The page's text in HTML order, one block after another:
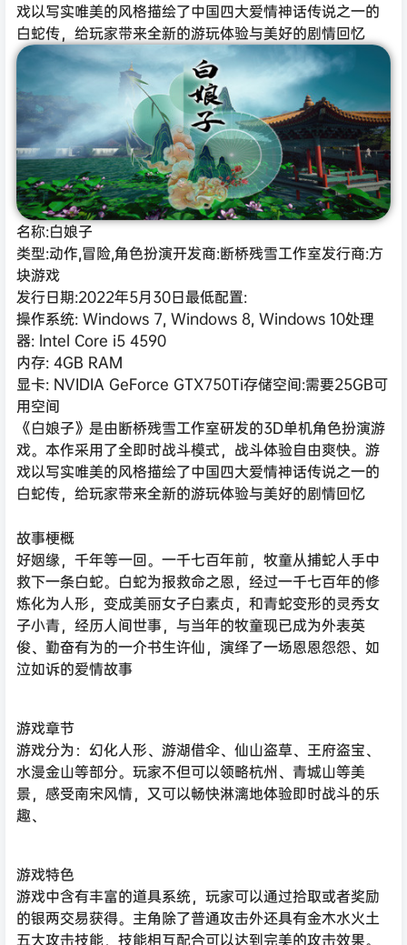
戏以写实唯美的风格描绘了中国四大爱情神话传说之一的
白蛇传，给玩家带来全新的游玩体验与美好的剧情回忆
名称:白娘子
类型:动作,冒险,角色扮演开发商:断桥残雪工作室发行商:方
块游戏
发行日期:2022年5月30日最低配置:
操作系统: Windows 7, Windows 8, Windows 10处理
器: lntel Core i5 4590
内存: 4GB RAM
显卡: NVIDIA GeForce GTX750Ti存储空间:需要25GB可
用空间
《白娘子》是由断桥残雪工作室研发的3D单机角色扮演游
戏。本作采用了全即时战斗模式，战斗体验自由爽快。游
戏以写实唯美的风格描绘了中国四大爱情神话传说之一的
白蛇传，给玩家带来全新的游玩体验与美好的剧情回忆
故事梗概
好姻缘，千年等一回。一千七百年前，牧童从捕蛇人手中
救下一条白蛇。白蛇为报救命之恩，经过一千七百年的修
炼化为人形，变成美丽女子白素贞，和青蛇变形的灵秀女
子小青，经历人间世事，与当年的牧童现已成为外表英
俊、勤奋有为的一介书生许仙，演绎了一场恩恩怨怨、如
泣如诉的爱情故事
游戏章节
游戏分为：幻化人形、游湖借伞、仙山盗草、王府盗宝、
水漫金山等部分。玩家不但可以领略杭州、青城山等美
景，感受南宋风情，又可以畅快淋漓地体验即时战斗的乐
趣、
游戏特色
游戏中含有丰富的道具系统，玩家可以通过拾取或者奖励
的银两交易获得。主角除了普通攻击外还具有金木水火土
五大攻击技能，技能相互配合可以达到完美的攻击效果。